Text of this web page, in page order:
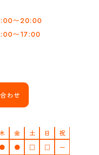
金 土 日
祝
● ● □ □ ー
〜20:00
〜17:00
わせ